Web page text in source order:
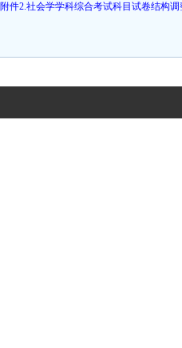
附件2.社会学学科综合考试科目试卷结构调